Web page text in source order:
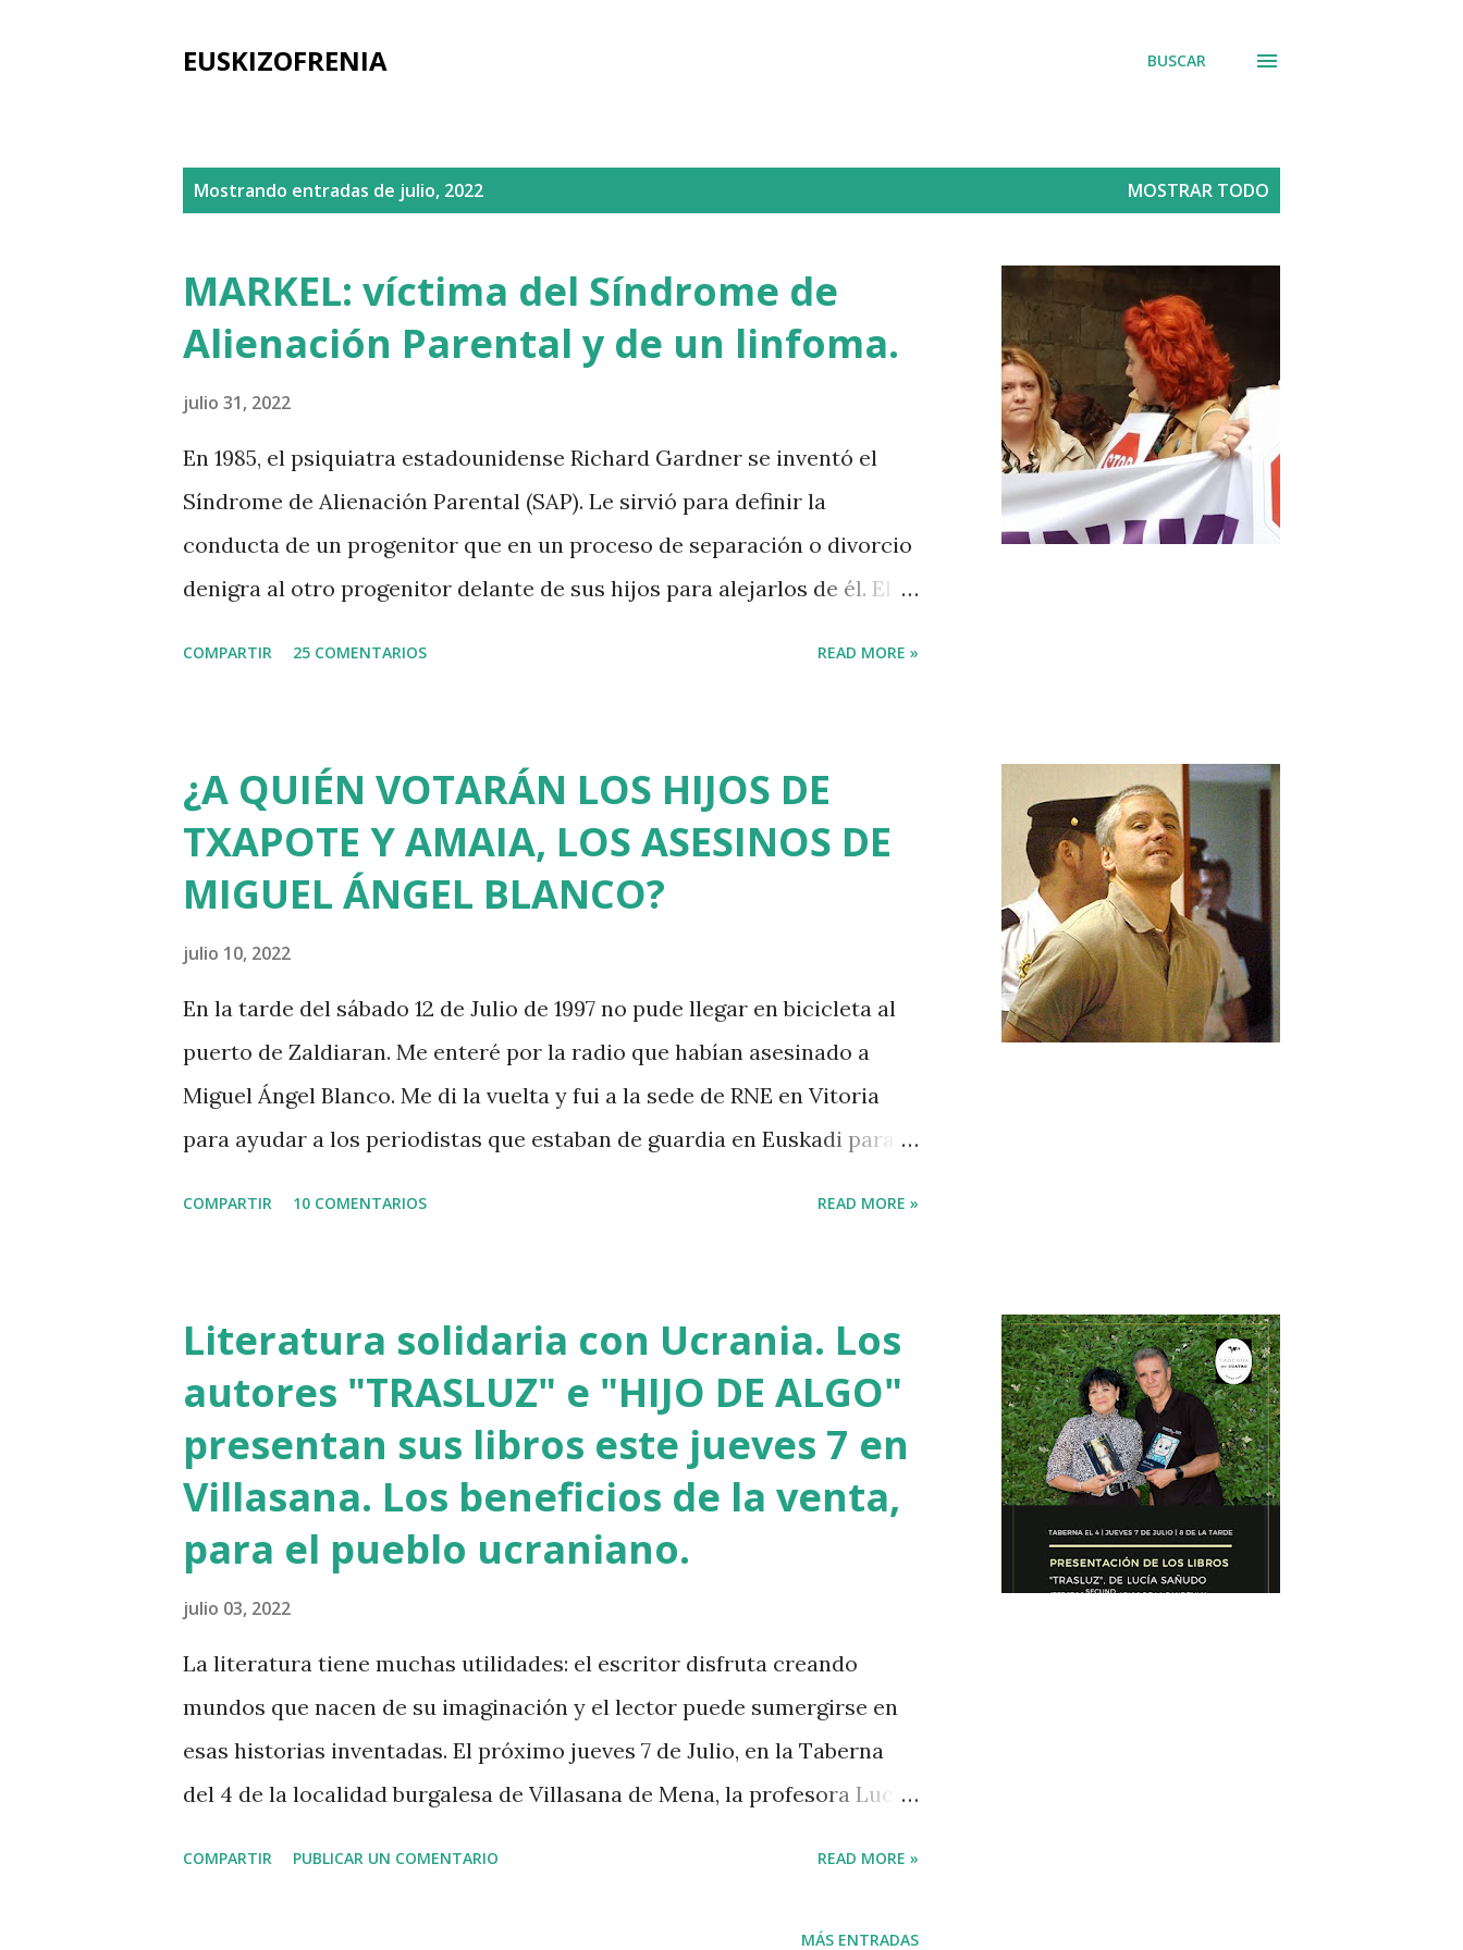
EUSKIZOFRENIA BUSCAR
Mostrando entradas de julio, 2022 MOSTRAR TODO
MARKEL: víctima del Síndrome de
Alienación Parental y de un linfoma.
julio 31, 2022
En 1985, el psiquiatra estadounidense Richard Gardner se inventó el
Síndrome de Alienación Parental (SAP). Le sirvió para definir la
conducta de un progenitor que en un proceso de separación o divorcio
denigra al otro progenitor delante de sus hijos para alejarlos de él. El
que por cierto jamás ha sido reconocido por la Organización Mundial
de la Salud ni por la Asociación Americana de Psicología. La Asociación
Mundial de Psiquiatría llegó a decir que el SAP ayudaba en ciertos
casos a enmascarar el abuso sexual infantil. Inma Fuentes es una de las
14 años, que fue ingresado el 18 de mayo en el Hospital de Cruces por
un linfoma del que está...
COMPARTIR 25 COMENTARIOS READ MORE »
¿A QUIÉN VOTARÁN LOS HIJOS DE
TXAPOTE Y AMAIA, LOS ASESINOS DE
MIGUEL ÁNGEL BLANCO?
julio 10, 2022
En la tarde del sábado 12 de Julio de 1997 no pude llegar en bicicleta al
puerto de Zaldiaran. Me enteré por la radio que habían asesinado a
Miguel Ángel Blanco. Me di la vuelta y fui a la sede de RNE en Vitoria
para ayudar a los periodistas que estaban de guardia en Euskadi para
los jerifaltes de Herri Batasuna, Rufi Etxeberria, que hasta el año
pasado fue dirigente de Sortu. Tras aquel vil secuestro, las calles de
Euskadi dejaron de ser dominadas por ETA y su entorno político. Nadie
recuerda en Bilbao una manifestación mayor que la que había pedido la
liberación de Miguel Angel Blanco horas antes de su asesinato:
concentró a más de medio millón de personas. Fuimos muchos los que
descubrimos que l...
COMPARTIR 10 COMENTARIOS READ MORE »
Literatura solidaria con Ucrania. Los
autores "TRASLUZ" e "HIJO DE ALGO"
presentan sus libros este jueves 7 en
Villasana. Los beneficios de la venta,
para el pueblo ucraniano.
julio 03, 2022
La literatura tiene muchas utilidades: el escritor disfruta creando
mundos que nacen de su imaginación y el lector puede sumergirse en
esas historias inventadas. El próximo jueves 7 de Julio, en la Taberna
del 4 de la localidad burgalesa de Villasana de Mena, la profesora Lucía
sufre. Todos los beneficios que se obtengan de la venta de los mismos
COMPARTIR PUBLICAR UN COMENTARIO READ MORE »
MÁS ENTRADAS